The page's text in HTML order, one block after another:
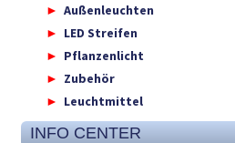
Außenleuchten
LED Streifen
Pflanzenlicht
Zubehör
Leuchtmittel
INFO CENTER